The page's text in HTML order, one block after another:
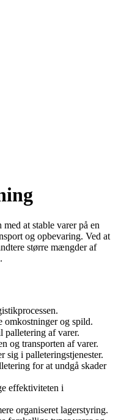
at stable varer på en
og opbevaring. Ved at
større mængder af
omkostninger og spild.
palletering af varer.
og transporten af varer.
sig i palleteringstjenester.
for at undgå skader
effektiviteten i
organiseret lagerstyring.